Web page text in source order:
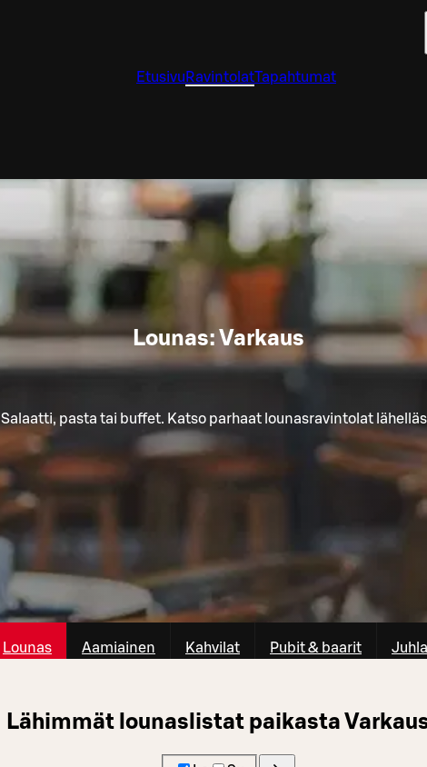
Etusivu RavintolatTapahtumat
Lounas: Varkaus
Salaatti, pasta tai buffet. Katso parhaat lounasravintolat
Lounas Aamiainen Kahvilat Pubit & baarit
Lähimmät lounaslistat paikasta